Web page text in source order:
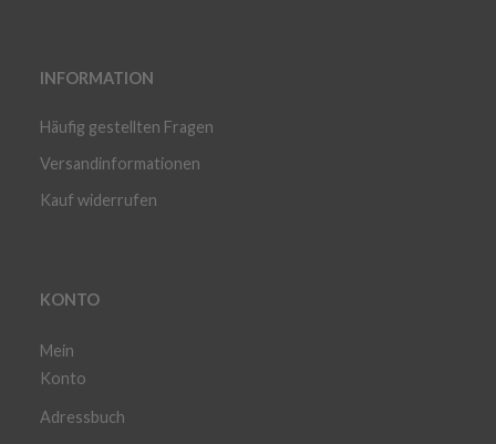
INFORMATION
Häufig gestellten Fragen
Versandinformationen
Kauf widerrufen
KONTO
Mein
Konto
Adressbuch